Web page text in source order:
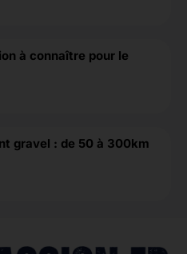
à connaître pour le
gravel : de 50 à 300km